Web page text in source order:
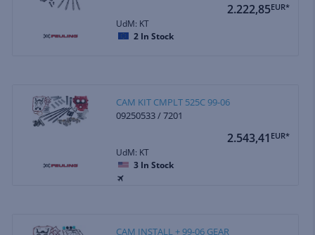
2.222,85EUR*
UdM: KT
2 In Stock
CAM KIT CMPLT 525C 99-06
09250533 / 7201
2.543,41 EUR*
UdM: KT
3 In Stock
CAM INSTALL + 99-06 GEAR